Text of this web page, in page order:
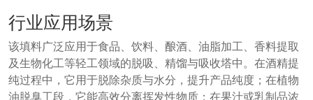
行业应用场景
该填料广泛应用于食品、饮料、酿酒、油脂加工、香料提取
及生物化工等轻工领域的脱吸、精馏与吸收塔中。在酒精提
纯过程中，它用于脱除杂质与水分，提升产品纯度；在植物
油脱臭工段，它能高效分离挥发性物质；在果汁或乳制品浓